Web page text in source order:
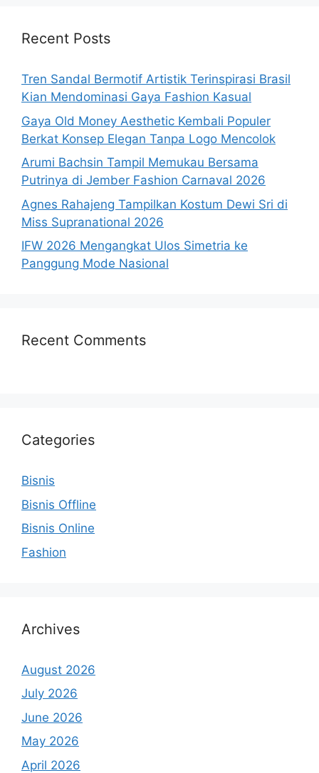
Recent Posts
Tren Sandal Bermotif Artistik Terinspirasi Brasil
Kian Mendominasi Gaya Fashion Kasual
Gaya Old Money Aesthetic Kembali Populer
Berkat Konsep Elegan Tanpa Logo Mencolok
Arumi Bachsin Tampil Memukau Bersama
Putrinya di Jember Fashion Carnaval 2026
Agnes Rahajeng Tampilkan Kostum Dewi Sri di
Miss Supranational 2026
IFW 2026 Mengangkat Ulos Simetria ke
Panggung Mode Nasional
Recent Comments
Categories
Bisnis
Bisnis Offline
Bisnis Online
Fashion
Archives
August 2026
July 2026
June 2026
May 2026
April 2026